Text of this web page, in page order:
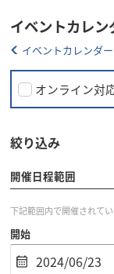
イベントカレン
イベントカレンダ
オンライン対
絞り込み
開催日程範囲
下記範囲内で開催されて
開始